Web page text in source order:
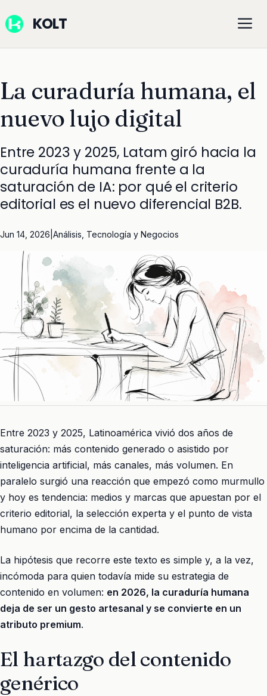
al
KOLT
La curaduría humana, el
nuevo lujo digital
Entre 2023 y 2025, Latam giró hacia la
curaduría humana frente a la
saturación de IA: por qué el criterio
editorial es el nuevo diferencial B2B.
Jun 14, 2026 Análisis Tecnología y Negocios
Entre 2023 y 2025, Latinoamérica vivió dos años de
saturación: más contenido generado o asistido por
inteligencia artificial, más canales, más volumen. En
paralelo surgió una reacción que empezó como murmullo
y hoy es tendencia: medios y marcas que apuestan por el
criterio editorial, la selección experta y el punto de vista
humano por encima de la cantidad.
La hipótesis que recorre este texto es simple y, a la vez,
incómoda para quien todavía mide su estrategia de
contenido en volumen: en 2026, la curaduría humana
deja de ser un gesto artesanal y se convierte en un
atributo premium.
El hartazgo del contenido
genérico